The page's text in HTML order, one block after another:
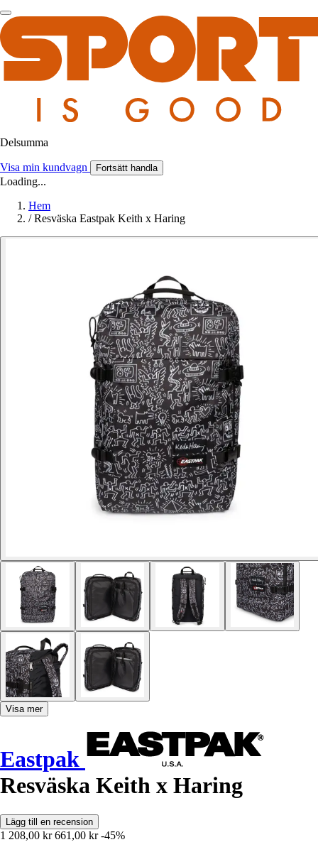
Delsumma
Visa min kundvagn Fortsätt handla
Loading...
Hem
/ Resväska Eastpak Keith x Haring
Visa mer
Eastpak
Resväska Keith x Haring
Lägg till en recension
1 208,00 kr 661,00 kr -45%